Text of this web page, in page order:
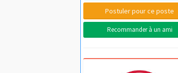
Recommander à un ami